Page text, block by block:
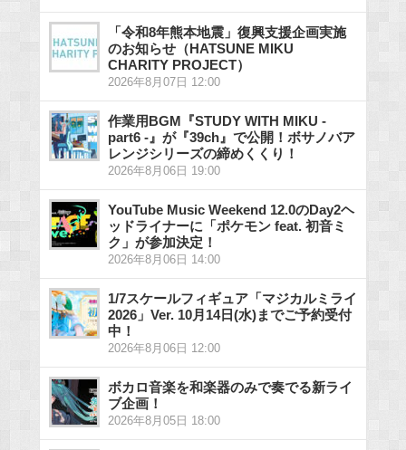
「令和8年熊本地震」復興支援企画実施
のお知らせ（HATSUNE MIKU
CHARITY PROJECT）
2026年8月07日 12:00
作業用BGM『STUDY WITH MIKU -
part6 -』が『39ch』で公開！ボサノバア
レンジシリーズの締めくくり！
2026年8月06日 19:00
YouTube Music Weekend 12.0のDay2ヘ
ッドライナーに「ポケモン feat. 初音ミ
ク」が参加決定！
2026年8月06日 14:00
1/7スケールフィギュア「マジカルミライ
2026」Ver. 10月14日(水)までご予約受付
中！
2026年8月06日 12:00
ボカロ音楽を和楽器のみで奏でる新ライ
ブ企画！
2026年8月05日 18:00